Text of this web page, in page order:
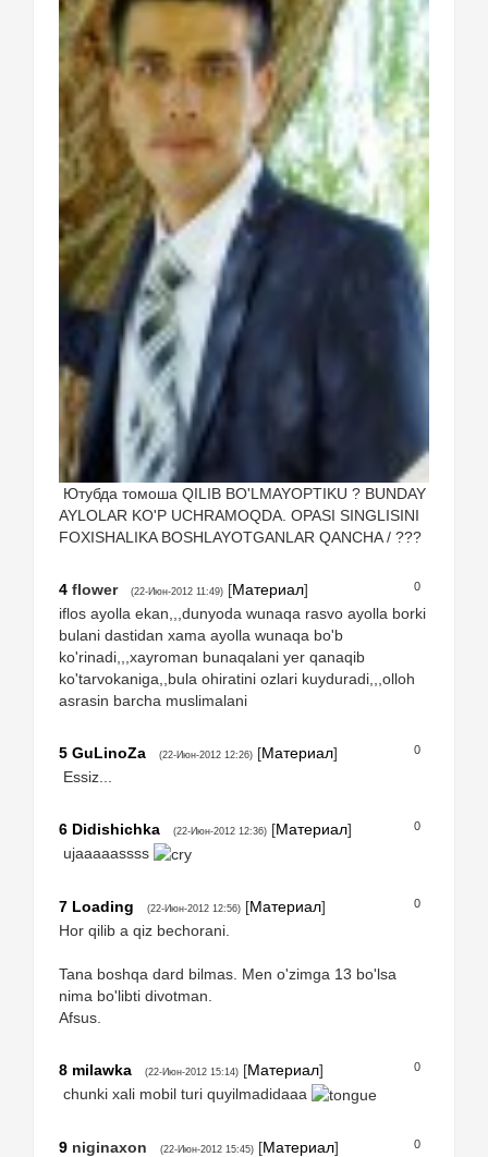
Ютубда томоша QILIB BO'LMAYOPTIKU ? BUNDAY
AYLOLAR KO'P UCHRAMOQDA. OPASI SINGLISINI
FOXISHALIKA BOSHLAYOTGANLAR QANCHA / ???
0
4 flower (22-Июн-2012 11:49) [Материал]
iflos ayolla ekan,,,dunyoda wunaqa rasvo ayolla borki
bulani dastidan xama ayolla wunaqa bo'b
ko'rinadi,,,xayroman bunaqalani yer qanaqib
ko'tarvokaniga,,bula ohiratini ozlari kuyduradi,,,olloh
asrasin barcha muslimalani
0
5 GuLinoZa (22-Июн-2012 12:26) [Материал]
Essiz...
0
6 Didishichka (22-Июн-2012 12:36) [Материал]
ujaaaaassss
0
7 Loading (22-Июн-2012 12:56) [Материал]
Hor qilib a qiz bechorani.
Tana boshqa dard bilmas. Men o'zimga 13 bo'lsa
nima bo'libti divotman.
Afsus.
0
8 milawka (22-Июн-2012 15:14) [Материал]
chunki xali mobil turi quyilmadidaaa
0
9 niginaxon (22-Июн-2012 15:45) [Материал]